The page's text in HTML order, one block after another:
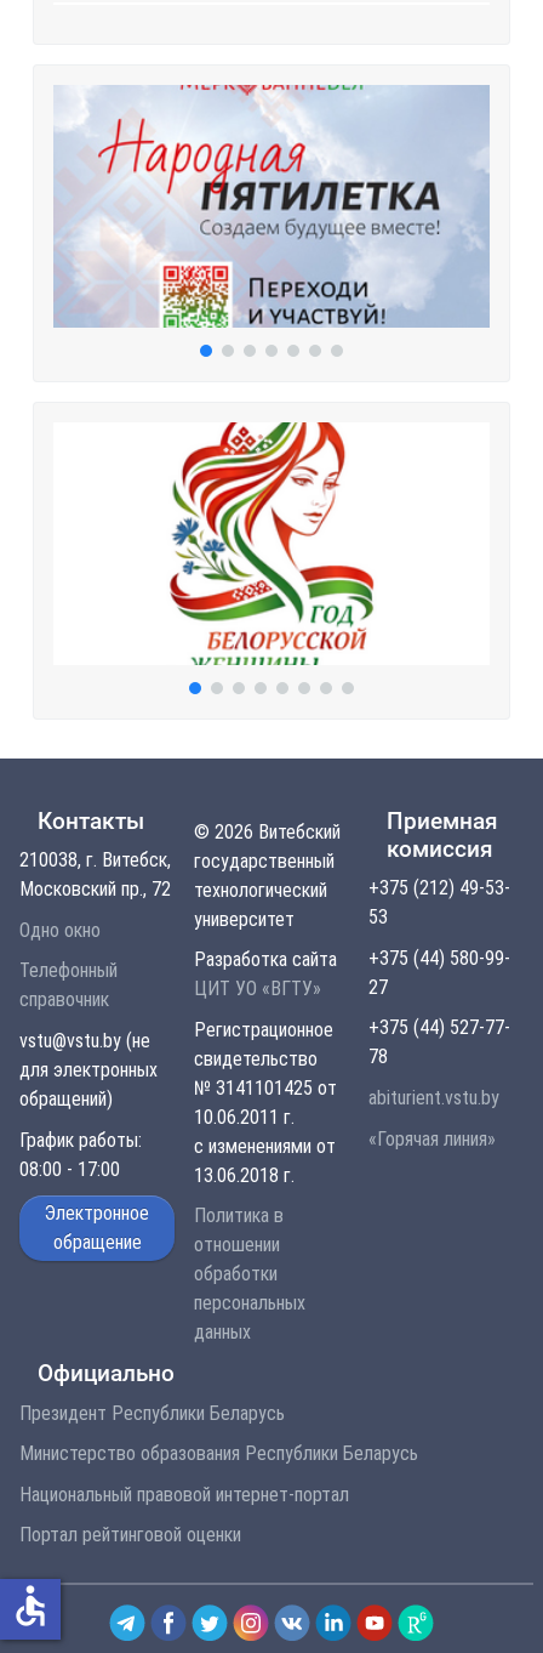
Контакты
210038, г. Витебск,
Московский пр., 72
Одно окно
Телефонный
справочник
vstu@vstu.by (не
для электронных
обращений)
График работы:
08:00 - 17:00
Электронное
обращение
© 2026 Витебский
государственный
технологический
университет
Разработка сайта
ЦИТ УО «ВГТУ»
Регистрационное
свидетельство
№ 3141101425 от
10.06.2011 г.
с изменениями от
13.06.2018 г.
Политика в
отношении
обработки
персональных
данных
Приемная
комиссия
+375 (212) 49-53-
53
+375 (44) 580-99-
27
+375 (44) 527-77-
78
abiturient.vstu.by
«Горячая линия»
Официально
Президент Республики Беларусь
Министерство образования Республики Беларусь
Национальный правовой интернет-портал
Портал рейтинговой оценки
accessible